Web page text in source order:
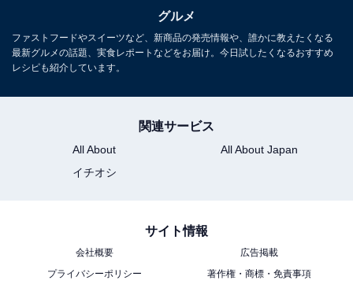
防災アイテムとしてストックしておきたい
グルメ
ファストフードやスイーツなど、新商品の発売情報や、誰かに教えたくなる
最新グルメの話題、実食レポートなどをお届け。今日試したくなるおすすめ
レシピも紹介しています。
関連サービス
All About
All About Japan
イチオシ
サイト情報
会社概要
広告掲載
プライバシーポリシー
著作権・商標・免責事項